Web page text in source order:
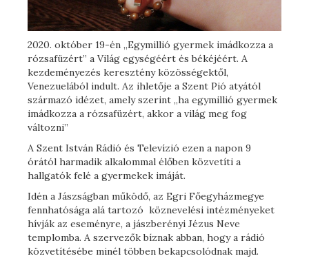
2020. október 19-én „Egymillió gyermek imádkozza a
rózsafüzért” a Világ egységéért és békéjéért. A
kezdeményezés keresztény közösségektől,
Venezuelából indult. Az ihletője a Szent Pió atyától
származó idézet, amely szerint „ha egymillió gyermek
imádkozza a rózsafüzért, akkor a világ meg fog
változni”
A Szent István Rádió és Televízió ezen a napon 9
órától harmadik alkalommal élőben közvetíti a
hallgatók felé a gyermekek imáját.
Idén a Jászságban működő, az Egri Főegyházmegye
fennhatósága alá tartozó köznevelési intézményeket
hívják az eseményre, a jászberényi Jézus Neve
templomba. A szervezők bíznak abban, hogy a rádió
közvetítésébe minél többen bekapcsolódnak majd.